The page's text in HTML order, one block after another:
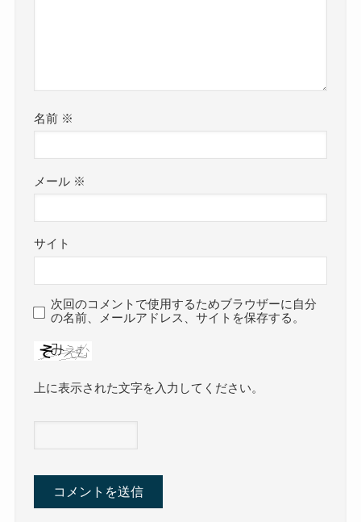
名前 ※
メール ※
サイト
次回のコメントで使用するためブラウザーに自分
の名前、メールアドレス、サイトを保存する。
上に表示された文字を入力してください。